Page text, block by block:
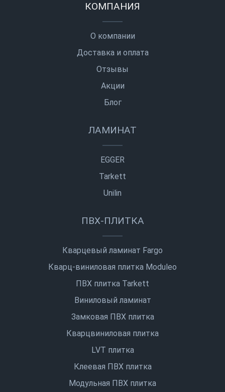
КОМПАНИЯ
О компании
Доставка и оплата
Отзывы
Акции
Блог
ЛАМИНАТ
EGGER
Tarkett
Unilin
ПВХ-ПЛИТКА
Кварцевый ламинат Fargo
Кварц-виниловая плитка Moduleo
ПВХ плитка Tarkett
Виниловый ламинат
Замковая ПВХ плитка
Кварцвиниловая плитка
LVT плитка
Клеевая ПВХ плитка
Модульная ПВХ плитка